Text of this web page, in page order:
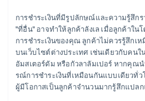
การชําระเงินที่มีรูปลักษณ์และความรู้สึกร
"ที่อื่น" อาจทําให้ลูกค้าลังเล เมื่อลูกค้าใน
การชําระเงินของคุณ ลูกค้าไม่ควรรู้สึกเ
บนเว็บไซต์ต่างประเทศ เช่นเดียวกับคนใ
อัมสเตอร์ดัม หรือกัวลาลัมเปอร์ หากคุณนํ
รณ์การชําระเงินที่เหมือนกันแบบเดียวทั่
ผู้มีโอกาสเป็นลูกค้าจํานวนมากรู้สึกแปล